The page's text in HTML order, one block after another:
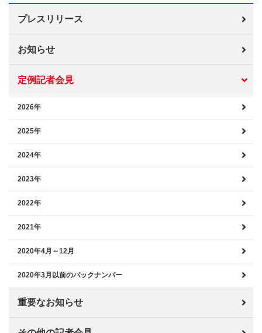
プレスリリース
お知らせ
定例記者会見
2026年
2025年
2024年
2023年
2022年
2021年
2020年4月～12月
2020年3月以前のバックナンバー
重要なお知らせ